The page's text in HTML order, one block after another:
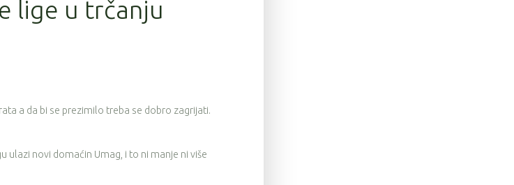
lige u trčanju
a da bi se prezimilo treba se dobro zagrijati.
ulazi novi domaćin Umag, i to ni manje ni više